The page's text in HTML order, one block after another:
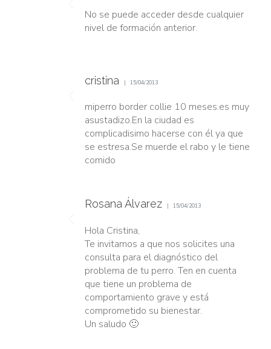
No se puede acceder desde cualquier
nivel de formación anterior.
cristina 15/04/2013
miperro border collie 10 meses.es muy
asustadizo.En la ciudad es
complicadisimo hacerse con él ya que
se estresa.Se muerde el rabo y le tiene
comido
Rosana Álvarez 15/04/2013
Hola Cristina,
Te invitamos a que nos solicites una
consulta para el diagnóstico del
problema de tu perro. Ten en cuenta
que tiene un problema de
comportamiento grave y está
comprometido su bienestar.
Un saludo 🙂